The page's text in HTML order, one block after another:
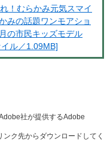
！むらかみ元気スマイ
みの話題ワンモアショ
の市民キッズモデル
ル／1.09MB]
社が提供するAdobe
ク先からダウンロードしてく